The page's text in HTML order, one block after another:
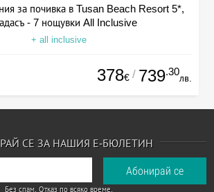
за почивка в Tusan Beach Resort 5*,
- 7 нощувки All Inclusive
+ all inclusive
378€ / 739.30
лв.
СЕ ЗА НАШИЯ Е-БЮЛЕТИН
Без спам. Отказ по всяко време.